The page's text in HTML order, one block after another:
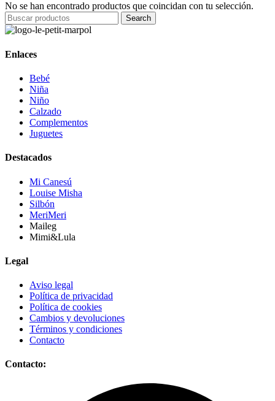
No se han encontrado productos que coincidan con tu selección.
Search
Enlaces
Bebé
Niña
Niño
Calzado
Complementos
Juguetes
Destacados
Mi Canesú
Louise Misha
Silbón
MeriMeri
Maileg
Mimi&Lula
Legal
Aviso legal
Política de privacidad
Política de cookies
Cambios y devoluciones
Términos y condiciones
Contacto
Contacto: